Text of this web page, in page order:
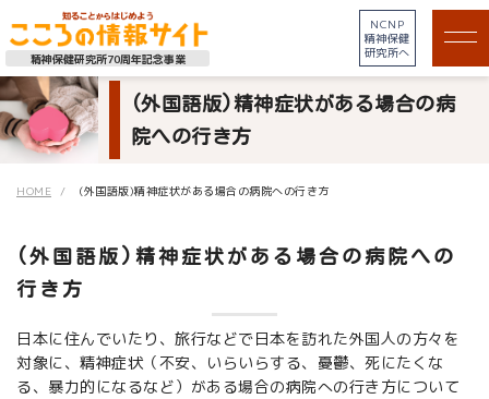
精神保健研究所70周年記念事業
NCNP
精神保健
研究所へ
(外国語版)精神症状がある場合の病
院への行き方
HOME (外国語版)精神症状がある場合の病院への行き方
(外国語版)精神症状がある場合の病院への
行き方
日本に住んでいたり、旅行などで日本を訪れた外国人の方々を
対象に、精神症状（不安、いらいらする、憂鬱、死にたくな
る、暴力的になるなど）がある場合の病院への行き方について